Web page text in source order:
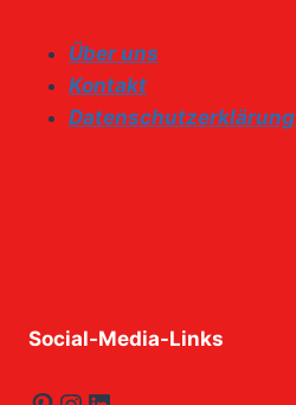
Über uns
Kontakt
Datenschutzerklärung
Social-Media-Links